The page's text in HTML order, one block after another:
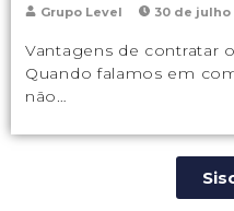
Grupo Level 30 de julho
Vantagens de contratar
Quando falamos em
não…